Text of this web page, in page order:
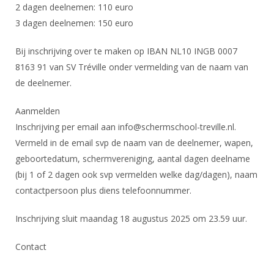
NK organiseren
Geschiedenis van het schermen
Touché
2 dagen deelnemen: 110 euro
3 dagen deelnemen: 150 euro
Bij inschrijving over te maken op IBAN NL10 INGB 0007
8163 91 van SV Tréville onder vermelding van de naam van
de deelnemer.
Aanmelden
Inschrijving per email aan info@schermschool-treville.nl.
Vermeld in de email svp de naam van de deelnemer, wapen,
geboortedatum, schermvereniging, aantal dagen deelname
(bij 1 of 2 dagen ook svp vermelden welke dag/dagen), naam
contactpersoon plus diens telefoonnummer.
Inschrijving sluit maandag 18 augustus 2025 om 23.59 uur.
Contact